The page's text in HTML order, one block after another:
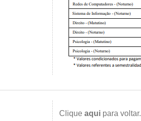
Clique aqui para voltar.